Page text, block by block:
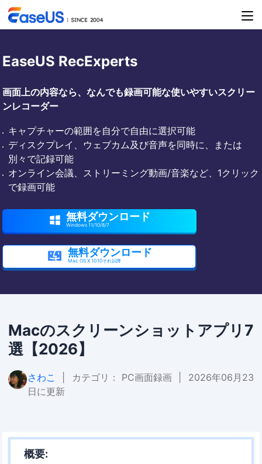
EaseUS RecExperts
画面上の内容なら、なんでも録画可能な使いやすいスクリー
ンレコーダー
キャプチャーの範囲を自分で自由に選択可能
ディスクプレイ、ウェブカム及び音声を同時に、または
別々で記録可能
オンライン会議、ストリーミング動画/音楽など、1クリック
で録画可能
 無料ダウンロード
Windows 11/10/8/7
 無料ダウンロード
Mac OS X 10.10それ以降
Macのスクリーンショットアプリ7
選【2026】
さわこ カテゴリ： PC画面録画
2026年06月23
日に更新
概要: